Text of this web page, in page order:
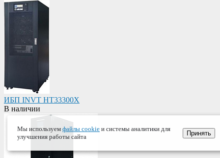
ИБП INVT HT33300X
В наличии
Мы используем файлы cookie и системы аналитики для
улучшения работы сайта
Принять